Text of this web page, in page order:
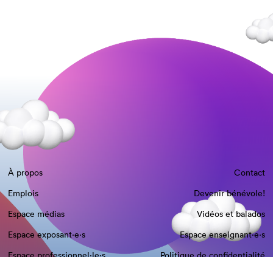
À propos
Contact
Emplois
Devenir bénévole!
Espace médias
Vidéos et balados
Espace exposant·e⋅s
Espace enseignant·e⋅s